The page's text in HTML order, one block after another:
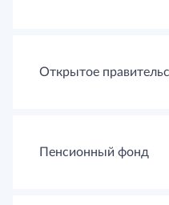
Открытое
Пенсионный фонд